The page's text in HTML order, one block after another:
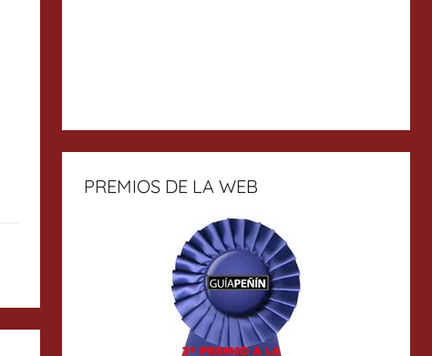
PREMIOS DE LA WEB